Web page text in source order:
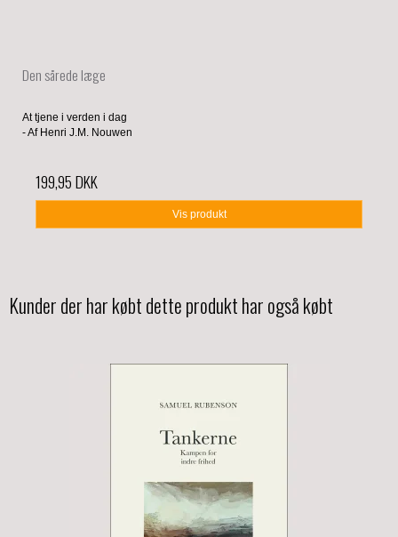
Den sårede læge
At tjene i verden i dag
- Af Henri J.M. Nouwen
199,95 DKK
Vis produkt
Kunder der har købt dette produkt har også købt